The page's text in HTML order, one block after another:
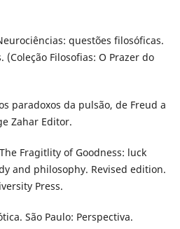
questões filosóficas.
(Coleção Filosofias: O Prazer do
paradoxos da pulsão, de Freud a
Zahar Editor.
Fragitlity of Goodness: luck
and philosophy. Revised edition.
Press.
São Paulo: Perspectiva.